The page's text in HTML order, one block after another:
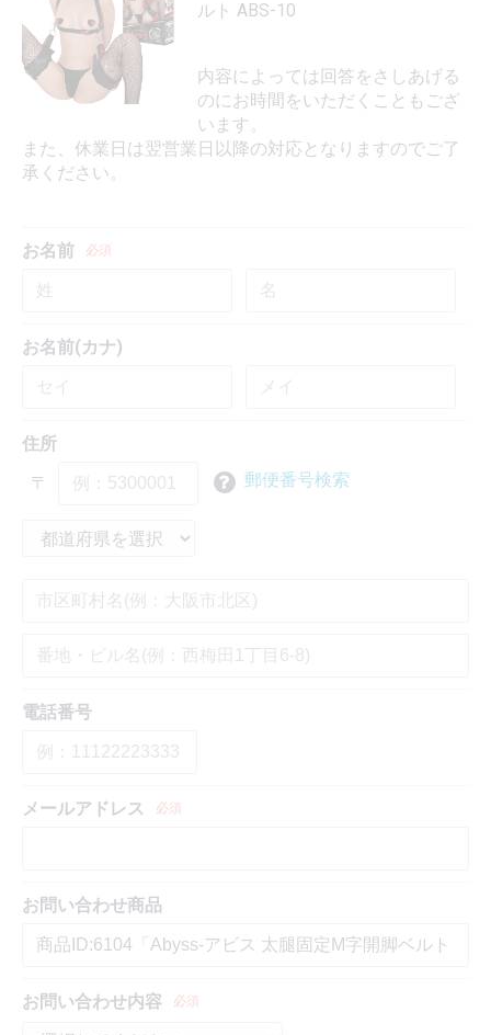
ルト ABS-10
内容によっては回答をさしあげる
のにお時間をいただくこともござ
います。
また、休業日は翌営業日以降の対応となりますのでご了
承ください。
お名前 必須
お名前(カナ)
住所
〒
郵便番号検索
電話番号
メールアドレス 必須
お問い合わせ商品
お問い合わせ内容 必須